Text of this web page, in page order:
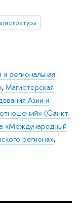
региональная
,Магистерская
Азии и
(Санкт-
«Международный
региона»,